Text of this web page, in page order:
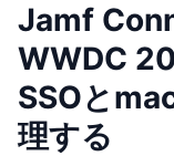
Jamf
WWDC
SSOと
理する